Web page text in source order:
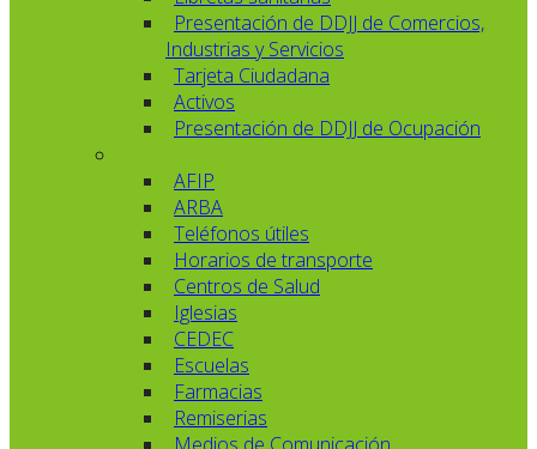
Presentación de DDJJ de Comercios,
Industrias y Servicios
Tarjeta Ciudadana
Activos
Presentación de DDJJ de Ocupación
AFIP
ARBA
Teléfonos útiles
Horarios de transporte
Centros de Salud
Iglesias
CEDEC
Escuelas
Farmacias
Remiserias